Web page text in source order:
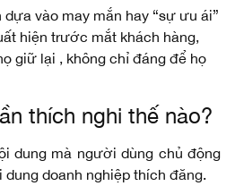
vào may mắn hay “sự ưu ái”
hiện trước mắt khách hàng,
giữ lại , không chỉ đáng để họ
thích nghi thế nào?
dung mà người dùng chủ động
dung doanh nghiệp thích đăng.